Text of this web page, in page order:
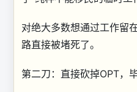
对绝大多数想通过工作留
路直接被堵死了。
第二刀：直接砍掉OPT，